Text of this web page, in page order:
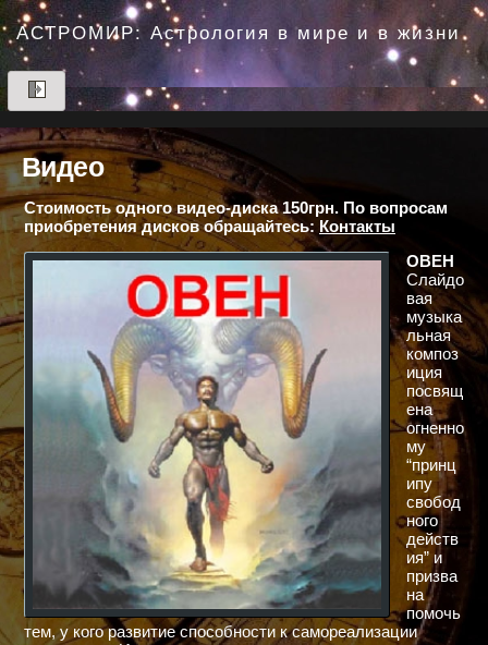
Перейти
до
вмісту
АСТРОМИР: Астрология в мире и в жизни
Видео
Стоимость одного видео-диска 150грн. По вопросам
приобретения дисков обращайтесь: Контакты
ОВЕН
Слайдо
вая
музыка
льная
композ
иция
посвящ
ена
огненно
му
“принц
ипу
свобод
ного
действ
ия” и
призва
на
помочь
тем, у кого развитие способности к самореализации